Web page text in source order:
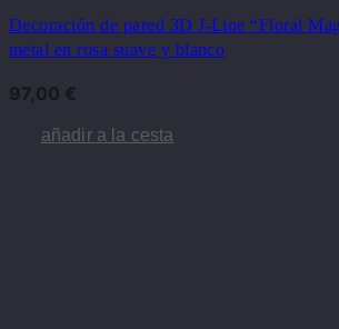
Decoración de pared 3D J-Line “Floral
metal en rosa suave y blanco
97,00 €
añadir a la cesta